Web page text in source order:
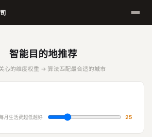
智能目的地推荐
心的维度权重 → 算法匹配最合适的城市
月生活费越低越好 25